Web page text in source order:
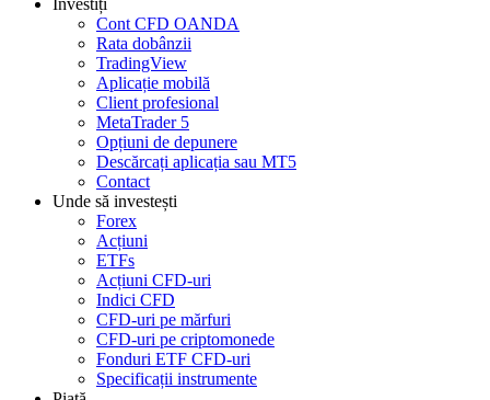
Investiți
Cont CFD OANDA
Rata dobânzii
TradingView
Aplicație mobilă
Client profesional
MetaTrader 5
Opțiuni de depunere
Descărcați aplicația sau MT5
Contact
Unde să investești
Forex
Acțiuni
ETFs
Acțiuni CFD-uri
Indici CFD
CFD-uri pe mărfuri
CFD-uri pe criptomonede
Fonduri ETF CFD-uri
Specificații instrumente